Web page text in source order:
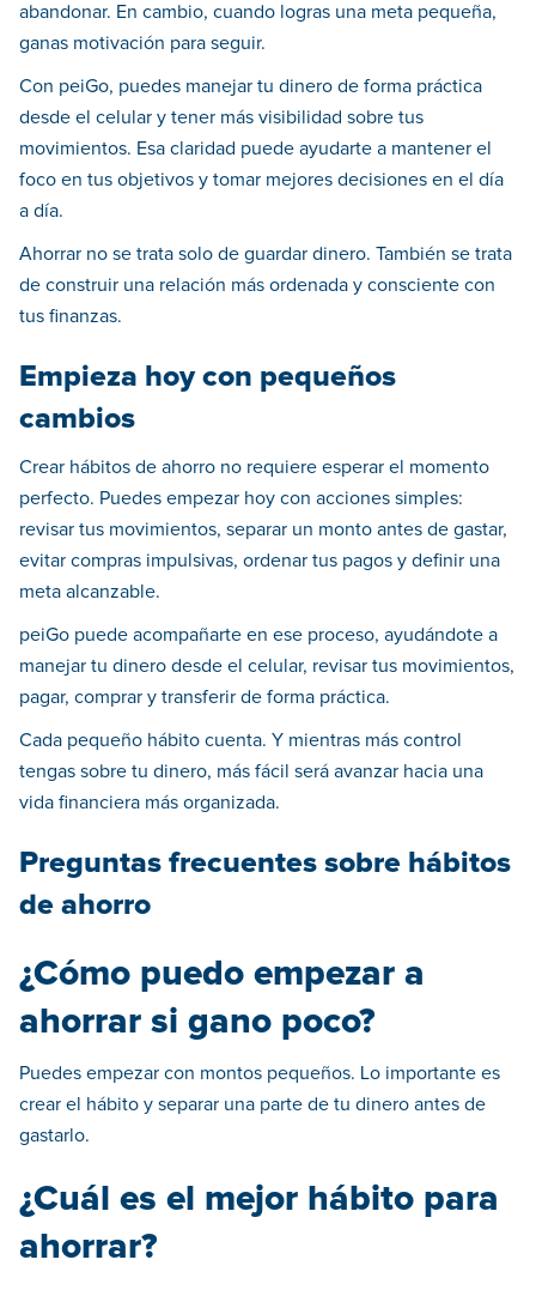
abandonar. En cambio, cuando logras una meta pequeña,
ganas motivación para seguir.
Con peiGo, puedes manejar tu dinero de forma práctica
desde el celular y tener más visibilidad sobre tus
movimientos. Esa claridad puede ayudarte a mantener el
foco en tus objetivos y tomar mejores decisiones en el día
a día.
Ahorrar no se trata solo de guardar dinero. También se trata
de construir una relación más ordenada y consciente con
tus finanzas.
Empieza hoy con pequeños
cambios
Crear hábitos de ahorro no requiere esperar el momento
perfecto. Puedes empezar hoy con acciones simples:
revisar tus movimientos, separar un monto antes de gastar,
evitar compras impulsivas, ordenar tus pagos y definir una
meta alcanzable.
peiGo puede acompañarte en ese proceso, ayudándote a
manejar tu dinero desde el celular, revisar tus movimientos,
pagar, comprar y transferir de forma práctica.
Cada pequeño hábito cuenta. Y mientras más control
tengas sobre tu dinero, más fácil será avanzar hacia una
vida financiera más organizada.
Preguntas frecuentes sobre hábitos
de ahorro
¿Cómo puedo empezar a
ahorrar si gano poco?
Puedes empezar con montos pequeños. Lo importante es
crear el hábito y separar una parte de tu dinero antes de
gastarlo.
¿Cuál es el mejor hábito para
ahorrar?